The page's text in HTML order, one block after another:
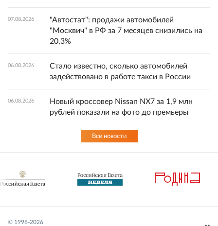
07.08.2026
"Автостат": продажи автомобилей
"Москвич" в РФ за 7 месяцев снизились на
20,3%
06.08.2026
Стало известно, сколько автомобилей
задействовано в работе такси в России
06.08.2026
Новый кроссовер Nissan NX7 за 1,9 млн
рублей показали на фото до премьеры
Все новости
© 1998-2026